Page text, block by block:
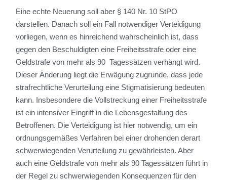
Eine echte Neuerung soll aber § 140 Nr. 10 StPO
darstellen. Danach soll ein Fall notwendiger Verteidigung
vorliegen, wenn es hinreichend wahrscheinlich ist, dass
gegen den Beschuldigten eine Freiheitsstrafe oder eine
Geldstrafe von mehr als 90 Tagessätzen verhängt wird.
Dieser Änderung liegt die Erwägung zugrunde, dass jede
strafrechtliche Verurteilung eine Stigmatisierung bedeuten
kann. Insbesondere die Vollstreckung einer Freiheitsstrafe
ist ein intensiver Eingriff in die Lebensgestaltung des
Betroffenen. Die Verteidigung ist hier notwendig, um ein
ordnungsgemäßes Verfahren bei einer drohenden derart
schwerwiegenden Verurteilung zu gewährleisten. Aber
auch eine Geldstrafe von mehr als 90 Tagessätzen führt in
der Regel zu schwerwiegenden Konsequenzen für den